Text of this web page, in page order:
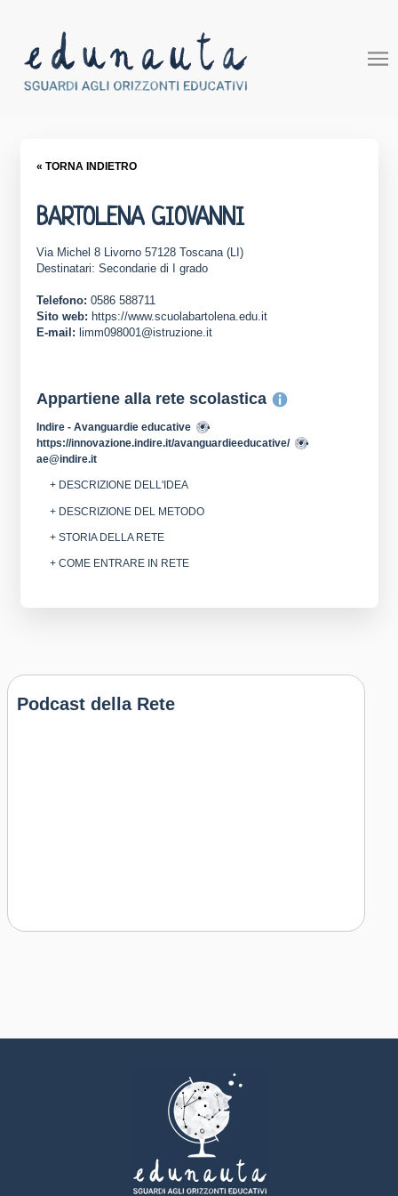
« TORNA INDIETRO
BARTOLENA GIOVANNI
Via Michel 8 Livorno 57128 Toscana (LI)
Destinatari: Secondarie di I grado
Telefono: 0586 588711
Sito web: https://www.scuolabartolena.edu.it
E-mail: limm098001@istruzione.it
Appartiene alla rete scolastica
Indire - Avanguardie educative
https://innovazione.indire.it/avanguardieeducative/
ae@indire.it
+ DESCRIZIONE DELL'IDEA
+ DESCRIZIONE DEL METODO
+ STORIA DELLA RETE
+ COME ENTRARE IN RETE
Podcast della Rete